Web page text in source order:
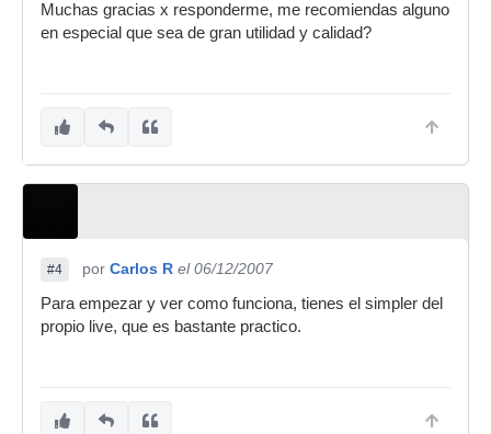
Muchas gracias x responderme, me recomiendas alguno
en especial que sea de gran utilidad y calidad?
#4 por Carlos R el 06/12/2007
Para empezar y ver como funciona, tienes el simpler del
propio live, que es bastante practico.